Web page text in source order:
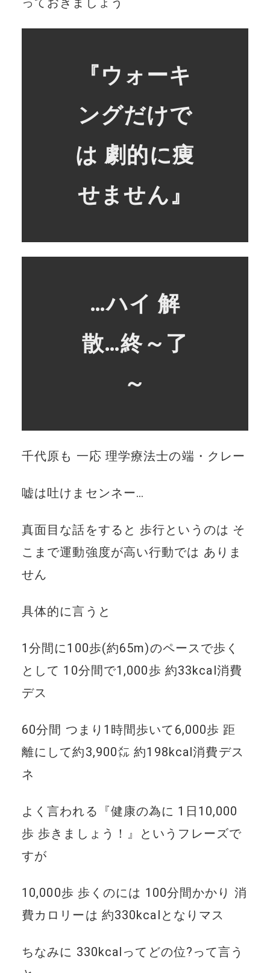
『ウォーキ
ングだけで
は 劇的に痩
せません』
…ハイ 解
散…終～了
～
千代原も 一応 理学療法士の端・クレー
嘘は吐けまセンネー…
真面目な話をすると 歩行というのは そ
こまで運動強度が高い行動では ありま
せん
具体的に言うと
1分間に100歩(約65m)のペースで歩く
として 10分間で1,000歩 約33kcal消費
デス
60分間 つまり1時間歩いて6,000歩 距
離にして約3,900㍍ 約198kcal消費デス
ネ
よく言われる『健康の為に 1日10,000
歩 歩きましょう！』というフレーズで
すが
10,000歩 歩くのには 100分間かかり 消
費カロリーは 約330kcalとなりマス
ちなみに 330kcalってどの位?って言う